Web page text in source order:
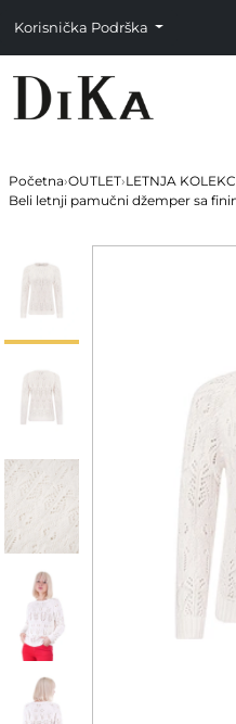
Korisnička Podrška
Početna›OUTLET›LETNJA
Beli letnji pamučni džemper sa